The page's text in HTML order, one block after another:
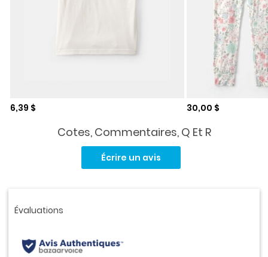
Prix de solde
6,39 $ Prix de solde
30,00 $
Cotes, Commentaires, Q Et R
la
Écrire un avis